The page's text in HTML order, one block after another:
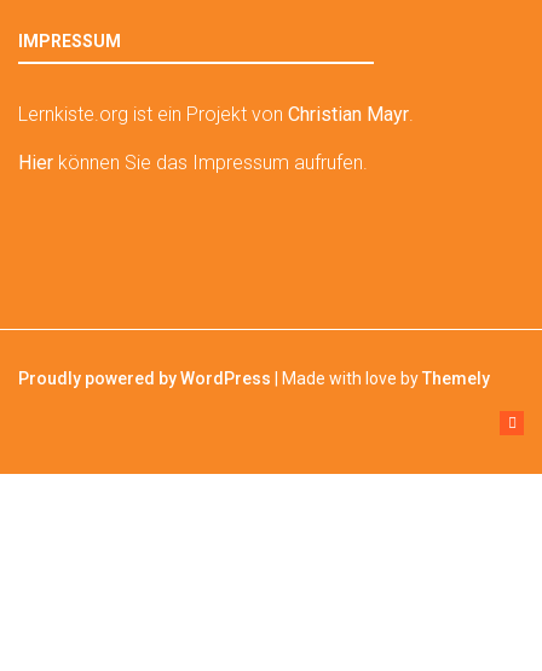
IMPRESSUM
Lernkiste.org ist ein Projekt von Christian Mayr.
Hier können Sie das Impressum aufrufen.
Proudly powered by WordPress Made with love byThemely